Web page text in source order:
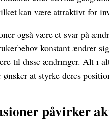
kan være attraktivt for
også være et svar på
konstant ændrer
til disse ændringer. Alt i
ønsker at styrke deres
påvirker